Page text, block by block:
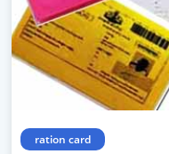
ration card